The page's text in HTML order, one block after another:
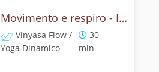
Movimento e respiro - In equilibrio
Vinyasa Flow /
Yoga Dinamico
30
min